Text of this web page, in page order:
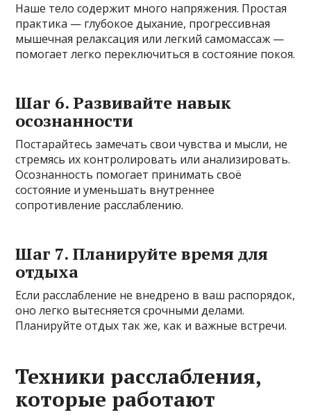
Наше тело содержит много напряжения. Простая
практика — глубокое дыхание, прогрессивная
мышечная релаксация или легкий самомассаж —
помогает легко переключиться в состояние покоя.
Шаг 6. Развивайте навык
осознанности
Постарайтесь замечать свои чувства и мысли, не
стремясь их контролировать или анализировать.
Осознанность помогает принимать своё
состояние и уменьшать внутреннее
сопротивление расслаблению.
Шаг 7. Планируйте время для
отдыха
Если расслабление не внедрено в ваш распорядок,
оно легко вытесняется срочными делами.
Планируйте отдых так же, как и важные встречи.
Техники расслабления,
которые работают